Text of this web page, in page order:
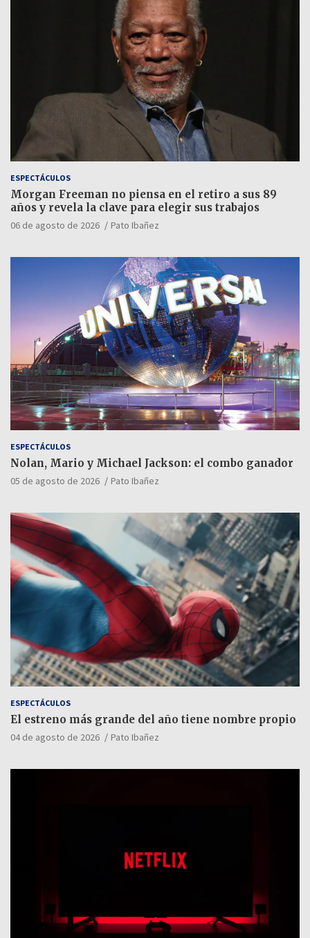
ESPECTÁCULOS
Morgan Freeman no piensa en el retiro a sus 89
años y revela la clave para elegir sus trabajos
06 de agosto de 2026 Pato Ibañez
ESPECTÁCULOS
Nolan, Mario y Michael Jackson: el combo ganador
05 de agosto de 2026 Pato Ibañez
ESPECTÁCULOS
El estreno más grande del año tiene nombre propio
04 de agosto de 2026 Pato Ibañez